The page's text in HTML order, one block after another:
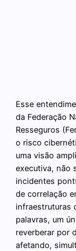
Esse
da Federação
Resseguros
o risco
uma visão
executiva, não
incidentes
de correlação
infraestruturas
palavras, um
reverberar por
afetando,